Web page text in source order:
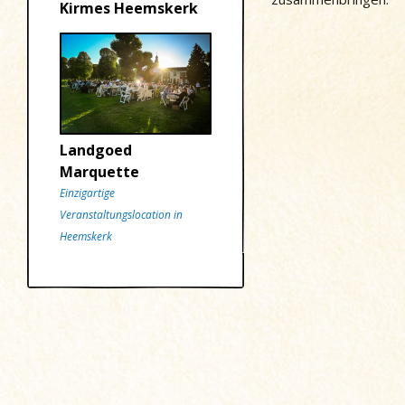
Kirmes Heemskerk
Landgoed
Marquette
Einzigartige
Veranstaltungslocation in
Heemskerk